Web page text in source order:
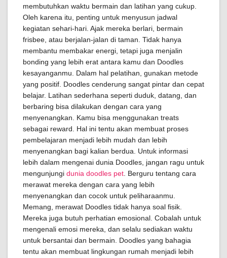
membutuhkan waktu bermain dan latihan yang cukup.
Oleh karena itu, penting untuk menyusun jadwal
kegiatan sehari-hari. Ajak mereka berlari, bermain
frisbee, atau berjalan-jalan di taman. Tidak hanya
membantu membakar energi, tetapi juga menjalin
bonding yang lebih erat antara kamu dan Doodles
kesayanganmu. Dalam hal pelatihan, gunakan metode
yang positif. Doodles cenderung sangat pintar dan cepat
belajar. Latihan sederhana seperti duduk, datang, dan
berbaring bisa dilakukan dengan cara yang
menyenangkan. Kamu bisa menggunakan treats
sebagai reward. Hal ini tentu akan membuat proses
pembelajaran menjadi lebih mudah dan lebih
menyenangkan bagi kalian berdua. Untuk informasi
lebih dalam mengenai dunia Doodles, jangan ragu untuk
mengunjungi dunia doodles pet . Berguru tentang cara
merawat mereka dengan cara yang lebih
menyenangkan dan cocok untuk peliharaanmu.
Memang, merawat Doodles tidak hanya soal fisik.
Mereka juga butuh perhatian emosional. Cobalah untuk
mengenali emosi mereka, dan selalu sediakan waktu
untuk bersantai dan bermain. Doodles yang bahagia
tentu akan membuat lingkungan rumah menjadi lebih